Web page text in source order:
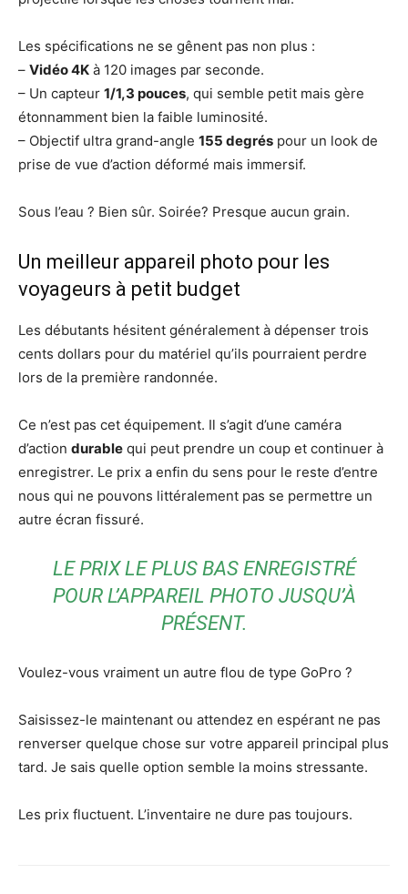
Les spécifications ne se gênent pas non plus :
– Vidéo 4K à 120 images par seconde.
– Un capteur 1/1,3 pouces, qui semble petit mais gère
étonnamment bien la faible luminosité.
– Objectif ultra grand-angle 155 degrés pour un look de
prise de vue d’action déformé mais immersif.
Sous l’eau ? Bien sûr. Soirée? Presque aucun grain.
Un meilleur appareil photo pour les
voyageurs à petit budget
Les débutants hésitent généralement à dépenser trois
cents dollars pour du matériel qu’ils pourraient perdre
lors de la première randonnée.
Ce n’est pas cet équipement. Il s’agit d’une caméra
d’action durable qui peut prendre un coup et continuer à
enregistrer. Le prix a enfin du sens pour le reste d’entre
nous qui ne pouvons littéralement pas se permettre un
autre écran fissuré.
LE PRIX LE PLUS BAS ENREGISTRÉ
POUR L’APPAREIL PHOTO JUSQU’À
PRÉSENT.
Voulez-vous vraiment un autre flou de type GoPro ?
Saisissez-le maintenant ou attendez en espérant ne pas
renverser quelque chose sur votre appareil principal plus
tard. Je sais quelle option semble la moins stressante.
Les prix fluctuent. L’inventaire ne dure pas toujours.